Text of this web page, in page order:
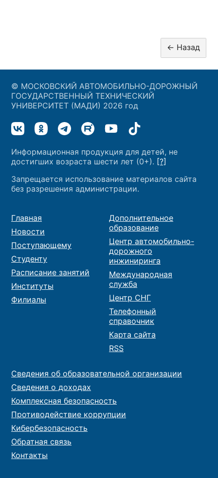
© МОСКОВСКИЙ АВТОМОБИЛЬНО-ДОРОЖНЫЙ
ГОСУДАРСТВЕННЫЙ ТЕХНИЧЕСКИЙ
УНИВЕРСИТЕТ (МАДИ) 2026 год
Информационная продукция для детей, не
достигших возраста шести лет (0+). [?]
Запрещается использование материалов сайта
без разрешения администрации.
Главная
Новости
Поступающему
Студенту
Расписание занятий
Институты
Филиалы
Дополнительное
образование
Центр автомобильно-
дорожного
инжиниринга
Международная
служба
Центр СНГ
Телефонный
справочник
Карта сайта
RSS
Сведения об образовательной организации
Сведения о доходах
Комплексная безопасность
Противодействие коррупции
Кибербезопасность
Обратная связь
Контакты